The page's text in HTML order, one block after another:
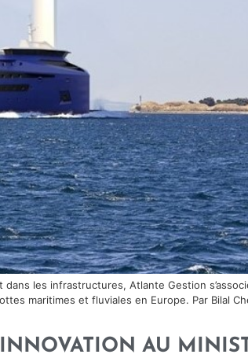
les infrastructures, Atlante Gestion
maritimes et fluviales en Europe. Par Bilal
AU